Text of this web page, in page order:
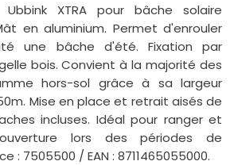
Ubbink XTRA pour bâche solaire
en aluminium. Permet d'enrouler
une bâche d'été. Fixation par
bois. Convient à la majorité des
hors-sol grâce à sa largeur
Mise en place et retrait aisés de
incluses. Idéal pour ranger et
lors des périodes de
: 7505500 / EAN : 8711465055000.